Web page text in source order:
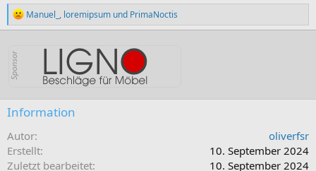
R
e
e
n
Manuel_ , loremipsum und PrimaNoctis
Information
Autor
oliverfsr
Erstellt
10. September 2024
Zuletzt bearbeitet
10. September 2024